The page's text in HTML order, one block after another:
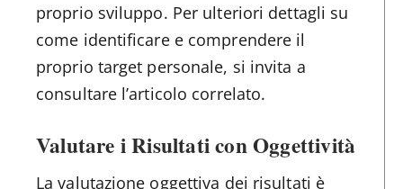
proprio sviluppo. Per ulteriori dettagli su
come identificare e comprendere il
proprio target personale, si invita a
consultare l’articolo correlato.
Valutare i Risultati con Oggettività
La valutazione oggettiva dei risultati è